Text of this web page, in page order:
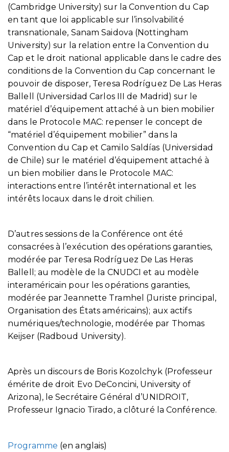
(Cambridge University) sur la Convention du Cap
en tant que loi applicable sur l’insolvabilité
transnationale, Sanam Saidova (Nottingham
University) sur la relation entre la Convention du
Cap et le droit national applicable dans le cadre des
conditions de la Convention du Cap concernant le
pouvoir de disposer, Teresa Rodríguez De Las Heras
Ballell (Universidad Carlos III de Madrid) sur le
matériel d’équipement attaché à un bien mobilier
dans le Protocole MAC: repenser le concept de
“matériel d’équipement mobilier” dans la
Convention du Cap et Camilo Saldías (Universidad
de Chile) sur le matériel d’équipement attaché à
un bien mobilier dans le Protocole MAC:
interactions entre l’intérêt international et les
intérêts locaux dans le droit chilien.
D’autres sessions de la Conférence ont été
consacrées à l’exécution des opérations garanties,
modérée par Teresa Rodríguez De Las Heras
Ballell; au modèle de la CNUDCI et au modèle
interaméricain pour les opérations garanties,
modérée par Jeannette Tramhel (Juriste principal,
Organisation des États américains); aux actifs
numériques/technologie, modérée par Thomas
Keijser (Radboud University).
Après un discours de Boris Kozolchyk (Professeur
émérite de droit Evo DeConcini, University of
Arizona), le Secrétaire Général d’UNIDROIT,
Professeur Ignacio Tirado, a clôturé la Conférence.
Programme (en anglais)